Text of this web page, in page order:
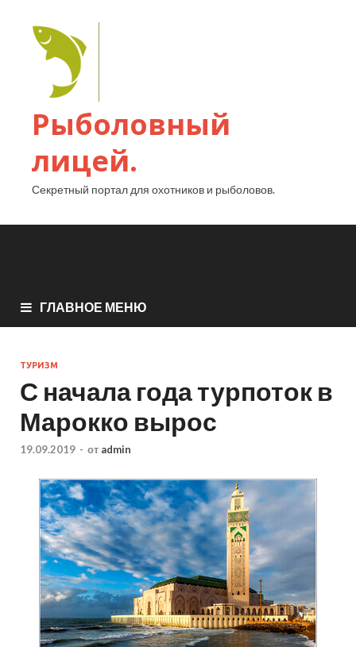
Рыболовный
лицей.
Секретный портал для охотников и рыболовов.
ГЛАВНОЕ МЕНЮ
ТУРИЗМ
С начала года турпоток в
Марокко вырос
19.09.2019 - от admin